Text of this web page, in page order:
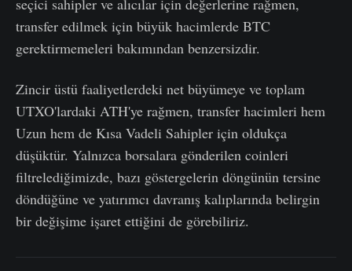
transfer edilmek için büyük hacimlerde BTC
gerektirmemeleri bakımından benzersizdir.
Zincir üstü faaliyetlerdeki net büyümeye ve toplam
UTXO'lardaki ATH'ye rağmen, transfer hacimleri hem
Uzun hem de Kısa Vadeli Sahipler için oldukça
düşüktür. Yalnızca borsalara gönderilen coinleri
filtrelediğimizde, bazı göstergelerin döngünün tersine
döndüğüne ve yatırımcı davranış kalıplarında belirgin
bir değişime işaret ettiğini de görebiliriz.